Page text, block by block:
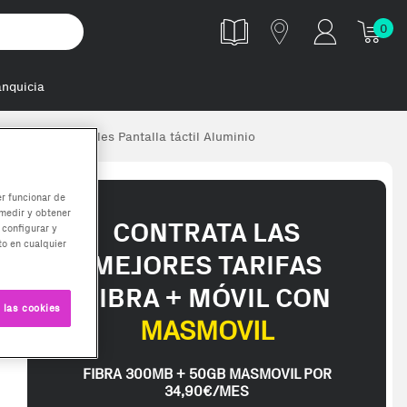
0
480 x 408 Pixeles Pantalla táctil Aluminio
CONTRATA LAS
MEJORES TARIFAS
FIBRA + MÓVIL CON
MASMOVIL
FIBRA 300MB + 50GB MASMOVIL POR
34,90€/MES
funcionar de
y obtener
y
en cualquier
cookies